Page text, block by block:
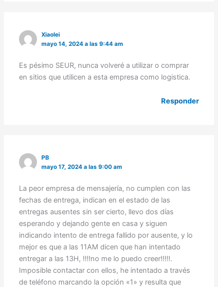
Xiaolei
mayo 14, 2024 a las 9:44 am
Es pésimo SEUR, nunca volveré a utilizar o comprar
en sitios que utilicen a esta empresa como logistica.
Responder
PB
mayo 17, 2024 a las 9:00 am
La peor empresa de mensajería, no cumplen con las
fechas de entrega, indican en el estado de las
entregas ausentes sin ser cierto, llevo dos días
esperando y dejando gente en casa y siguen
indicando intento de entrega fallido por ausente, y lo
mejor es que a las 11AM dicen que han intentado
entregar a las 13H, !!!!no me lo puedo creer!!!!!.
Imposible contactar con ellos, he intentado a través
de teléfono marcando la opción «1» y resulta que